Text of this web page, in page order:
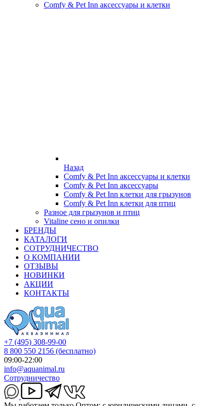
Comfy & Pet Inn аксессуары и клетки
Назад
Comfy & Pet Inn аксессуары и клетки
Comfy & Pet Inn аксессуары
Comfy & Pet Inn клетки для грызунов
Comfy & Pet Inn клетки для птиц
Разное для грызунов и птиц
Vitaline сено и опилки
БРЕНДЫ
КАТАЛОГИ
СОТРУДНИЧЕСТВО
О КОМПАНИИ
ОТЗЫВЫ
НОВИНКИ
АКЦИИ
КОНТАКТЫ
+7 (495) 308-99-00
8 800 550 2156 (бесплатно)
09:00-22:00
info@aquanimal.ru
Сотрудничество